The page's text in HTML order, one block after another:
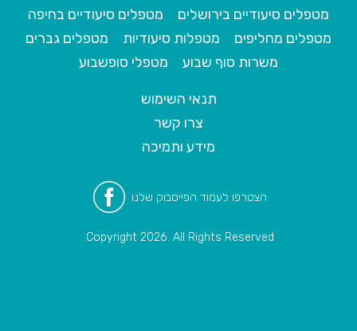
מטפלים סיעודיים בירושלים
מטפלים סיעודיים בחיפה
מטפלים מחליפים
מטפלות סיעודיות
מטפלים גברים
משרות סוף שבוע
מטפלי סופשבוע
תנאי השימוש
צרו קשר
מידע ותמיכה
הצטרפו לעמוד הפייסבוק שלנו
Copyright 2026. All Rights Reserved.